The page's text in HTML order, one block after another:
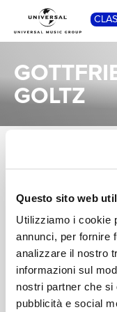
Questo sito web
Utilizziamo i cookie
annunci, per fornire
analizzare il nostro
informazioni sul
nostri partner che si
pubblicità e social
GOLTZ
ALBRECHT
GOTTFRIED
DER GOLTZ,
BERLINER
SOLISTEN
Stölzel: Bist du
mir (Formerly
J.S. Bach as
508, Transcr. for
Oboe, Solo
Strings and
INSTANT GRAT
Digitale